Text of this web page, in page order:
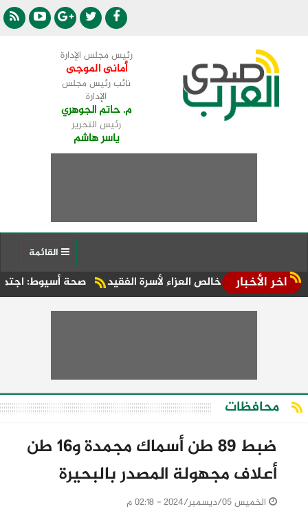
رئيس مجلس الإدارة
أمانى الموجى
نائب رئيس مجلس
الإدارة
م. حاتم الجوهري
رئيس التحرير
ياسر هاشم
اخر الأخبار صحة أسيوط: اجتماع موسع خالص العزاء لأسرة الفقيد
محافظات
ضبط 89 طن أسماك مجمدة و16 طن
أعلاف مجهولة المصدر بالبحيرة
الخميس 05/ديسمبر/2024 - 02:18 م